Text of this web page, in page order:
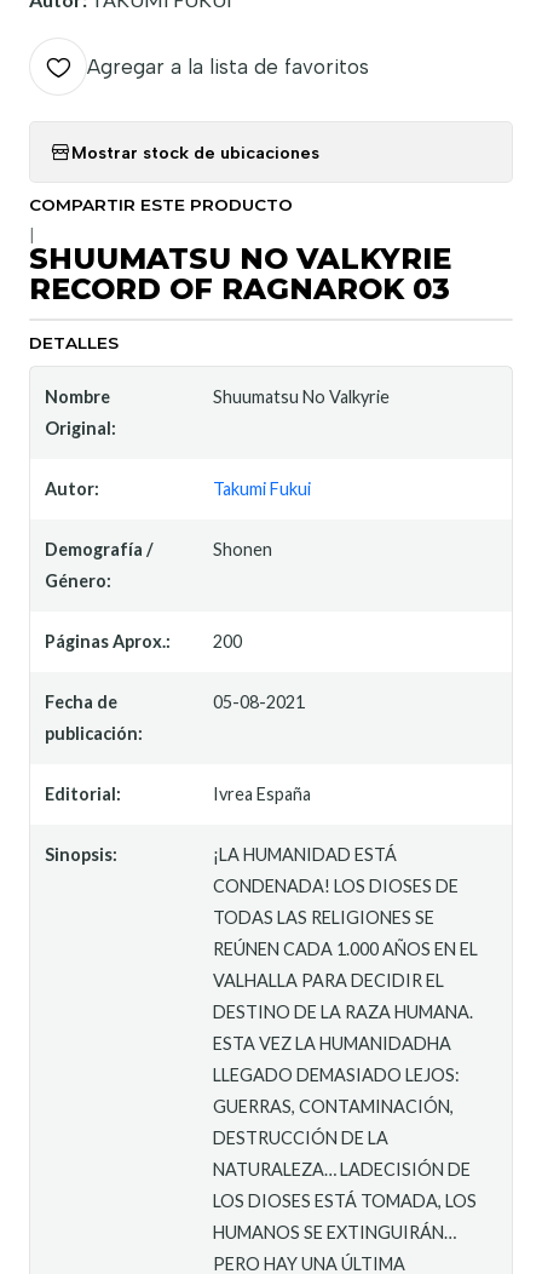
Agregar a la lista de favoritos
Mostrar stock de ubicaciones
COMPARTIR ESTE PRODUCTO
SHUUMATSU NO VALKYRIE
RECORD OF RAGNAROK 03
DETALLES
Nombre
Original:
Shuumatsu No Valkyrie
Autor: Takumi Fukui
Demografía /
Género:
Shonen
Páginas Aprox.: 200
Fecha de
publicación:
05-08-2021
Editorial: Ivrea España
Sinopsis:
¡LA HUMANIDAD ESTÁ
CONDENADA! LOS DIOSES DE
TODAS LAS RELIGIONES SE
REÚNEN CADA 1.000 AÑOS EN EL
VALHALLA PARA DECIDIR EL
DESTINO DE LA RAZA HUMANA.
ESTA VEZ LA HUMANIDADHA
LLEGADO DEMASIADO LEJOS:
GUERRAS, CONTAMINACIÓN,
DESTRUCCIÓN DE LA
NATURALEZA… LADECISIÓN DE
LOS DIOSES ESTÁ TOMADA, LOS
HUMANOS SE EXTINGUIRÁN…
PERO HAY UNA ÚLTIMA